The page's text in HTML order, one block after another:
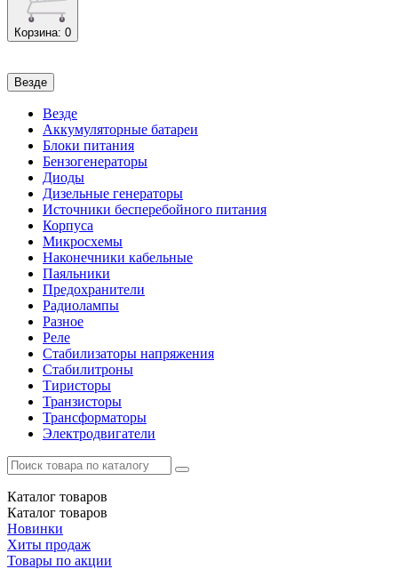
Корзина: 0
Везде
Везде
Аккумуляторные батареи
Блоки питания
Бензогенераторы
Диоды
Дизельные генераторы
Источники бесперебойного питания
Корпуса
Микросхемы
Наконечники кабельные
Паяльники
Предохранители
Радиолампы
Разное
Реле
Стабилизаторы напряжения
Стабилитроны
Тиристоры
Транзисторы
Трансформаторы
Электродвигатели
Каталог товаров
Каталог товаров
Новинки
Хиты продаж
Товары по акции